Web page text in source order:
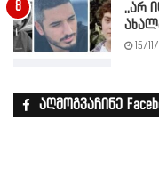
,,არ
15/
აღმოგვაჩინე